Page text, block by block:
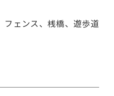
フェンス、桟橋、遊歩道